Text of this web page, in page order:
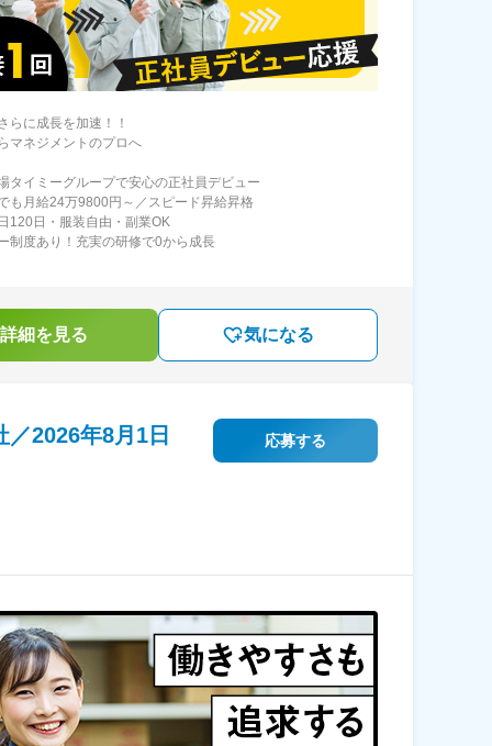
らに成長を加速！！
マネジメントのプロへ
タイミーグループで安心の正社員デビュー
も月給24万9800円～／スピード昇給昇格
120日・服装自由・副業OK
制度あり！充実の研修で0から成長
細を見る 気になる
2026年8月1日 応募する